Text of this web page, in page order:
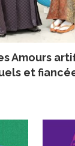
Amours
et